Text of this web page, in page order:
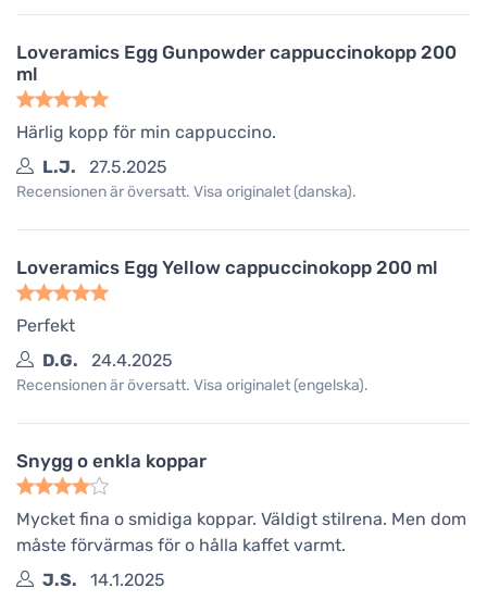
Loveramics Egg Gunpowder cappuccinokopp 200
ml
Härlig kopp för min cappuccino.
L.J.
27.5.2025
Recensionen är översatt. Visa originalet (danska).
Loveramics Egg Yellow cappuccinokopp 200 ml
Perfekt
D.G.
24.4.2025
Recensionen är översatt. Visa originalet (engelska).
Snygg o enkla koppar
Mycket fina o smidiga koppar. Väldigt stilrena. Men dom
måste förvärmas för o hålla kaffet varmt.
J.S.
14.1.2025